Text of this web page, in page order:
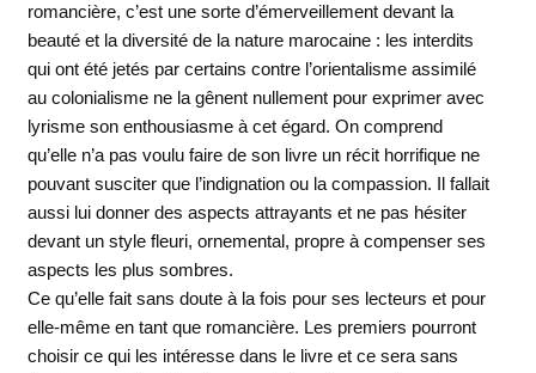
romancière, c’est une sorte d’émerveillement devant la
beauté et la diversité de la nature marocaine : les interdits
qui ont été jetés par certains contre l’orientalisme assimilé
au colonialisme ne la gênent nullement pour exprimer avec
lyrisme son enthousiasme à cet égard. On comprend
qu’elle n’a pas voulu faire de son livre un récit horrifique ne
pouvant susciter que l’indignation ou la compassion. Il fallait
aussi lui donner des aspects attrayants et ne pas hésiter
devant un style fleuri, ornemental, propre à compenser ses
aspects les plus sombres.
Ce qu’elle fait sans doute à la fois pour ses lecteurs et pour
elle-même en tant que romancière. Les premiers pourront
choisir ce qui les intéresse dans le livre et ce sera sans